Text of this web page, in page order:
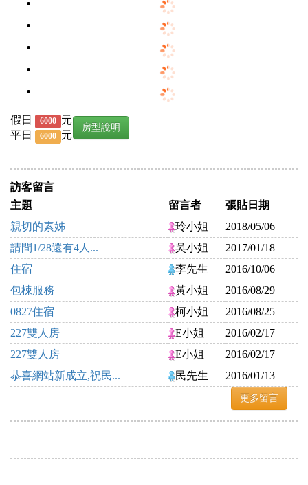
假日 6000 元
平日
6000 元
房型說明
訪客留言
主題
留言者
張貼日期
親切的素姊
玲小姐
2018/05/06
請問1/28還有4人...
吳小姐
2017/01/18
住宿
李先生
2016/10/06
包梀服務
黃小姐
2016/08/29
0827住宿
柯小姐
2016/08/25
227雙人房
E小姐
2016/02/17
227雙人房
E小姐
2016/02/17
恭喜網站新成立,祝民...
民先生 2016/01/13
更多留言